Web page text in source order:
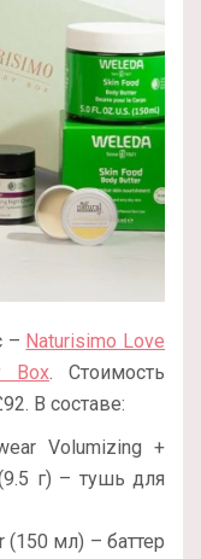
– Naturisimo Love
Box. Стоимость
В составе:
Volumizing +
г) – тушь для
(150 мл) – баттер